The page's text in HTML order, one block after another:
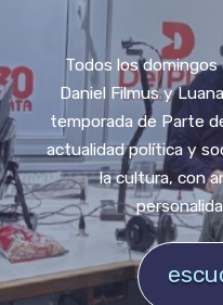
Todos los domingos
Daniel Filmus y
temporada de Parte
actualidad política y
la cultura, con